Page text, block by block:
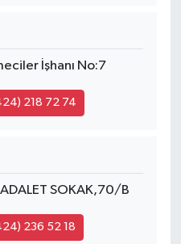
İşhanı No:7
218 72 74
SOKAK,70/B
236 52 18